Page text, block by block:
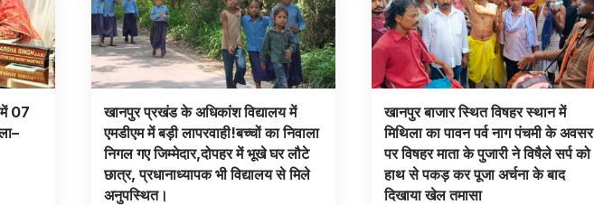
में 07
खानपुर प्रखंड के अधिकांश विद्यालय में
एमडीएम में बड़ी लापरवाही!बच्चों का निवाला
निगल गए जिम्मेदार,दोपहर में भूखे घर लौटे
छात्र, प्रधानाध्यापक भी विद्यालय से मिले
अनुपस्थित।
खानपुर बाजार स्थित विषहर स्थान में
मिथिला का पावन पर्व नाग पंचमी के अवसर
पर विषहर माता के पुजारी ने विषैले सर्प को
हाथ से पकड़ कर पूजा अर्चना के बाद
दिखाया खेल तमासा